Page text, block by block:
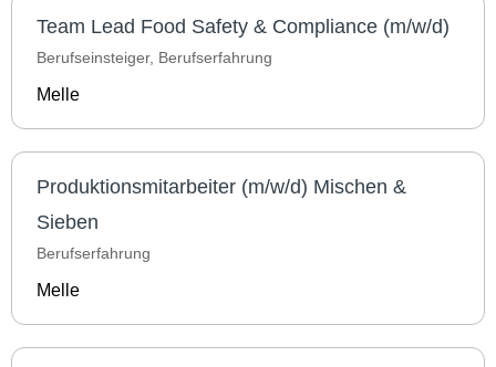
Team Lead Food Safety & Compliance (m/w/d)
Berufseinsteiger, Berufserfahrung
Melle
Produktionsmitarbeiter (m/w/d) Mischen &
Sieben
Berufserfahrung
Melle